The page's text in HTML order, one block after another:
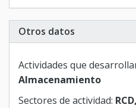
Otros datos
Actividades que
Almacenamiento
Sectores de actividad: